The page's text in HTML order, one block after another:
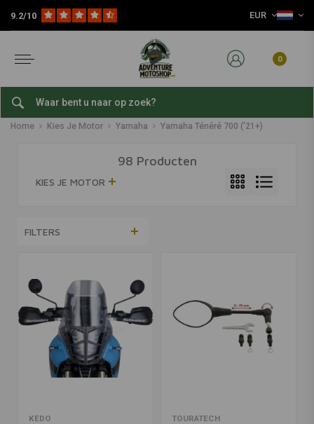
9.2/10 EUR
0
Yamaha Ténéré 700 ('21+)
Home Kies Je Motor Yamaha Yamaha Ténéré 700 ('21+)
98 Producten
KIES JE MOTOR
FILTERS
KEDO TOURATECH